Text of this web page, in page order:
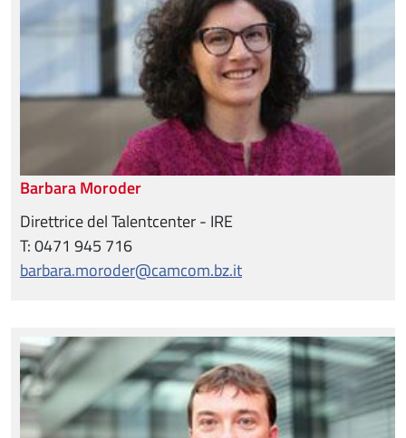
Barbara Moroder
Direttrice del Talentcenter - IRE
T: 0471 945 716
barbara.moroder@camcom.bz.it